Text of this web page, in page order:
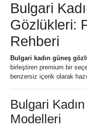
Bulgari
Gözlükleri:
Rehberi
Bulgari kadın güneş
birleştiren premium bir
benzersiz içerik olarak
Bulgari
Modelleri